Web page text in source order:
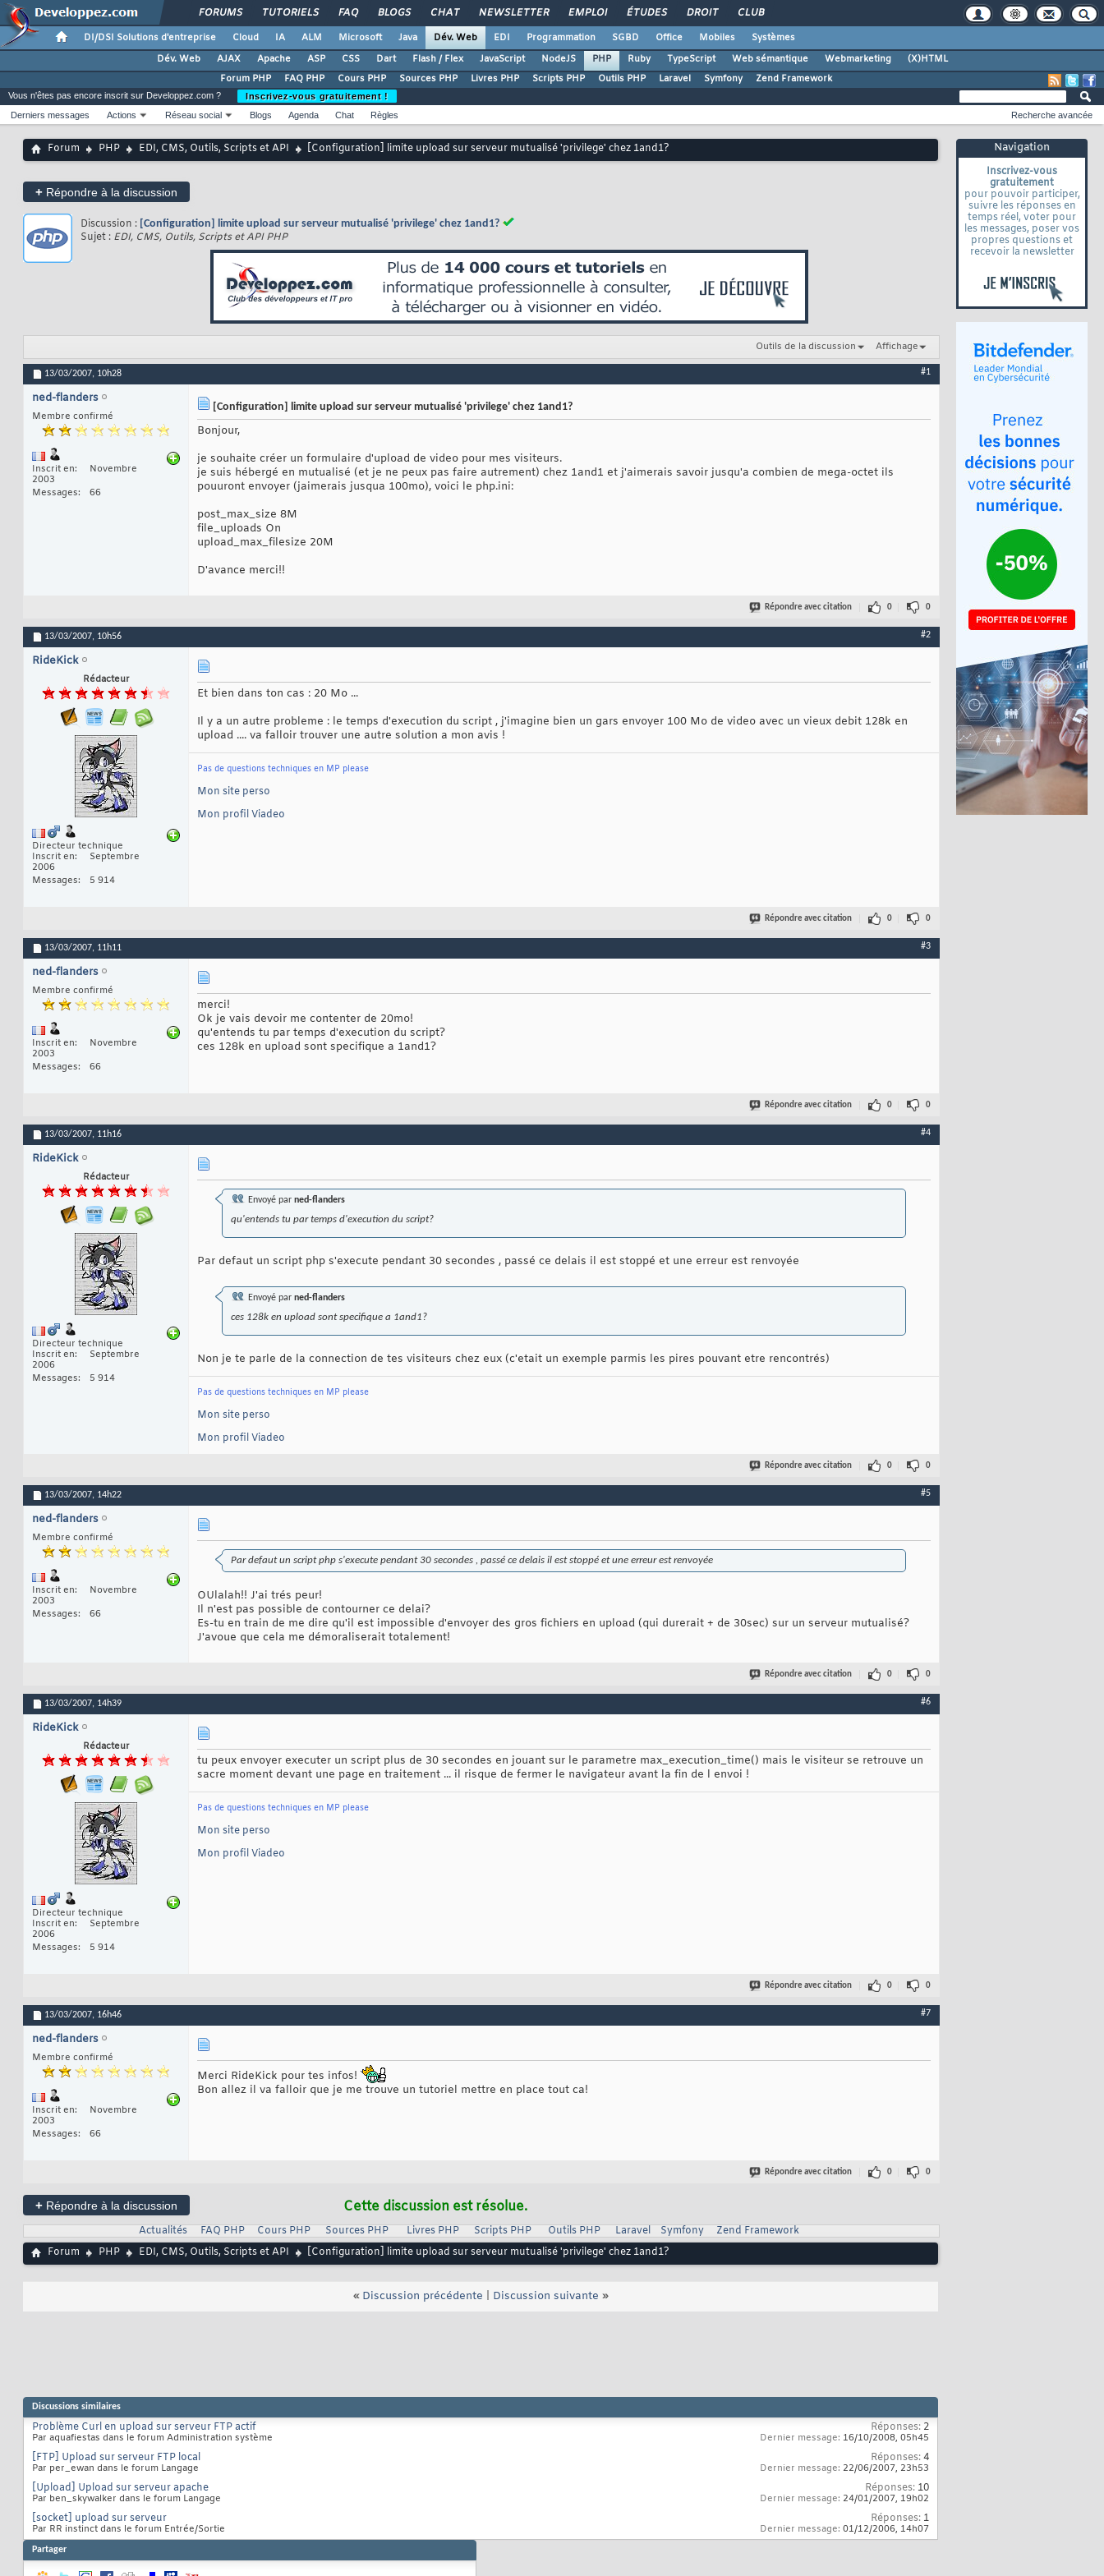
FORUMS TUTORIELS FAQ BLOGS CHAT NEWSLETTER EMPLOI ÉTUDES DROIT CLUB
DI/DSI Solutions d'entreprise Cloud IA ALM Microsoft Java Dév. Web EDI Programmation SGBD Office Mobiles
Systèmes
Dév. Web
AJAX Apache ASP CSS Dart Flash / Flex JavaScript NodeJS PHP Ruby TypeScript Web sémantique Webmarketing
(X)HTML
Forum PHP
FAQ PHP Cours PHP Sources PHP Livres PHP Scripts PHP Outils PHP Laravel Symfony Zend Framework
Navigation
Inscrivez-vous
gratuitement
pour pouvoir participer,
suivre les réponses en
temps réel, voter pour
les messages, poser vos
propres questions et
recevoir la newsletter
Vous n'êtes pas encore inscrit sur Developpez.com ?
Inscrivez-vous gratuitement !
Derniers messages
Actions Réseau social Blogs Agenda Chat Règles Recherche avancée
Forum PHP EDI, CMS, Outils, Scripts et API [Configuration] limite upload sur serveur mutualisé 'privilege' chez 1and1?
+ Répondre à la discussion
Discussion : [Configuration] limite upload sur serveur mutualisé 'privilege' chez 1and1?
Sujet : EDI, CMS, Outils, Scripts et API PHP
Outils de la discussion Affichage
13/03/2007, 10h28 #1
ned-flanders
Membre confirmé
Inscrit en
Novembre
2003
Messages
66
[Configuration] limite upload sur serveur mutualisé 'privilege' chez 1and1?
Bonjour,
je souhaite créer un formulaire d'upload de video pour mes visiteurs.
je suis hébergé en mutualisé (et je ne peux pas faire autrement) chez 1and1 et j'aimerais savoir jusqu'a combien de mega-octet ils
pouuront envoyer (jaimerais jusqua 100mo), voici le php.ini:
post_max_size 8M
file_uploads On
upload_max_filesize 20M
D'avance merci!!
Répondre avec citation 0 0
13/03/2007, 10h56 #2
RideKick
Rédacteur
Directeur technique
Inscrit en
Septembre
2006
Messages
5 914
Et bien dans ton cas : 20 Mo ...
Il y a un autre probleme : le temps d'execution du script , j'imagine bien un gars envoyer 100 Mo de video avec un vieux debit 128k en
upload .... va falloir trouver une autre solution a mon avis !
Pas de questions techniques en MP please
Mon site perso
Mon profil Viadeo
Répondre avec citation 0 0
13/03/2007, 11h11 #3
ned-flanders
Membre confirmé
Inscrit en
Novembre
2003
Messages
66
merci!
Ok je vais devoir me contenter de 20mo!
qu'entends tu par temps d'execution du script?
ces 128k en upload sont specifique a 1and1?
Répondre avec citation 0 0
13/03/2007, 11h16 #4
RideKick
Rédacteur
Directeur technique
Inscrit en
Septembre
2006
Messages
5 914
Envoyé par ned-flanders
qu'entends tu par temps d'execution du script?
Par defaut un script php s'execute pendant 30 secondes , passé ce delais il est stoppé et une erreur est renvoyée
Envoyé par ned-flanders
ces 128k en upload sont specifique a 1and1?
Non je te parle de la connection de tes visiteurs chez eux (c'etait un exemple parmis les pires pouvant etre rencontrés)
Pas de questions techniques en MP please
Mon site perso
Mon profil Viadeo
Répondre avec citation 0 0
13/03/2007, 14h22 #5
ned-flanders
Membre confirmé
Inscrit en
Novembre
2003
Messages
66
Par defaut un script php s'execute pendant 30 secondes , passé ce delais il est stoppé et une erreur est renvoyée
OUlalah!! J'ai trés peur!
Il n'est pas possible de contourner ce delai?
Es-tu en train de me dire qu'il est impossible d'envoyer des gros fichiers en upload (qui durerait + de 30sec) sur un serveur mutualisé?
J'avoue que cela me démoraliserait totalement!
Répondre avec citation 0 0
13/03/2007, 14h39 #6
RideKick
Rédacteur
Directeur technique
Inscrit en
Septembre
2006
Messages
5 914
tu peux envoyer executer un script plus de 30 secondes en jouant sur le parametre max_execution_time() mais le visiteur se retrouve un
sacre moment devant une page en traitement ... il risque de fermer le navigateur avant la fin de l envoi !
Pas de questions techniques en MP please
Mon site perso
Mon profil Viadeo
Répondre avec citation 0 0
13/03/2007, 16h46 #7
ned-flanders
Membre confirmé
Inscrit en
Novembre
2003
Messages
66
Merci RideKick pour tes infos!
Bon allez il va falloir que je me trouve un tutoriel mettre en place tout ca!
Répondre avec citation 0 0
+ Répondre à la discussion Cette discussion est résolue.
Actualités FAQ PHP Cours PHP Sources PHP Livres PHP Scripts PHP Outils PHP Laravel Symfony
Zend Framework
Forum
PHP EDI, CMS, Outils, Scripts et API [Configuration] limite upload sur serveur mutualisé 'privilege' chez 1and1?
« Discussion précédente Discussion suivante »
Discussions similaires
Problème Curl en upload sur serveur FTP actif
Par aquafiestas dans le forum Administration système
Réponses: 2
Dernier message: 16/10/2008, 05h45
[FTP] Upload sur serveur FTP local
Par per_ewan dans le forum Langage
Réponses:4
Dernier message: 22/06/2007, 23h53
[Upload] Upload sur serveur apache
Par ben_skywalker dans le forum Langage
Réponses: 10
Dernier message: 24/01/2007, 19h02
[socket] upload sur serveur
Par RR instinct dans le forum Entrée/Sortie
Réponses: 1
Dernier message: 01/12/2006, 14h07
Partager